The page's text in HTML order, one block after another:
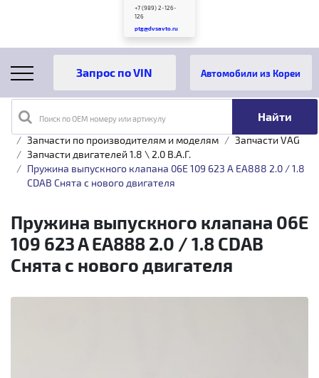
+7 (989) 2-126-
126
ptg@dvsavto.ru
Поиск по OEM номеру или артикулу
Автомобили из Кореи
Главная
Каталог товаров
Запчасти по производителям и моделям
Запчасти VAG
Запчасти двигателей 1.8 \ 2.0 B.A.Г.
Пружина выпускного клапана 06E 109 623 A EA888 2.0 / 1.8
CDAB Снята с нового двигателя
Пружина выпускного клапана 06E
109 623 A EA888 2.0 / 1.8 CDAB
Снята с нового двигателя